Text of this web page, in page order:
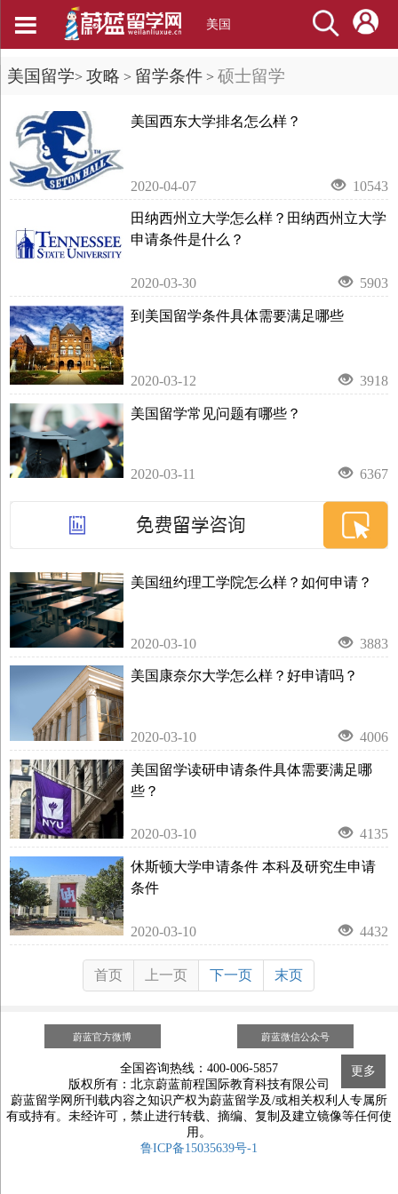
美国
美国留学> 攻略 > 留学条件 > 硕士留学
美国西东大学排名怎么样？
2020-04-07 10543
田纳西州立大学怎么样？田纳西州立大学
申请条件是什么？
2020-03-30 5903
到美国留学条件具体需要满足哪些
2020-03-12 3918
美国留学常见问题有哪些？
2020-03-11 6367
美国纽约理工学院怎么样？如何申请？
2020-03-10 3883
美国康奈尔大学怎么样？好申请吗？
2020-03-10 4006
美国留学读研申请条件具体需要满足哪
些？
2020-03-10 4135
休斯顿大学申请条件 本科及研究生申请
条件
2020-03-10 4432
首页 上一页 下一页 末页
更多
蔚蓝官方微博 蔚蓝微信公众号
全国咨询热线：400-006-5857
版权所有：北京蔚蓝前程国际教育科技有限公司
蔚蓝留学网所刊载内容之知识产权为蔚蓝留学及/或相关权利人专属所
有或持有。未经许可，禁止进行转载、摘编、复制及建立镜像等任何使
用。
鲁ICP备15035639号-1